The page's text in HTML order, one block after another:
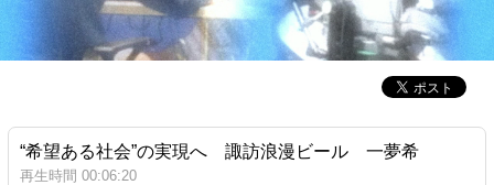
“希望ある社会”の実現へ 諏訪浪漫ビール 一夢希
再生時間 00:06:20